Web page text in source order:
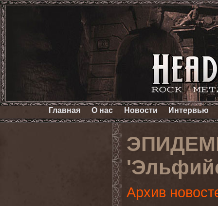
Главная О нас Новости Интервью
Архив